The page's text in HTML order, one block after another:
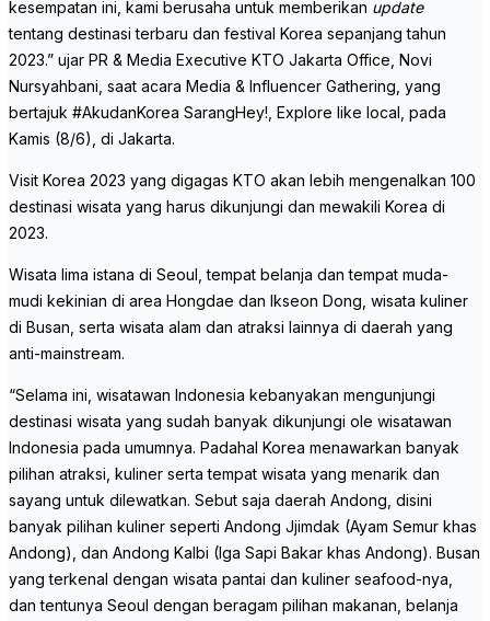
kesempatan ini, kami berusaha untuk memberikan update
tentang destinasi terbaru dan festival Korea sepanjang tahun
2023.” ujar PR & Media Executive KTO Jakarta Office, Novi
Nursyahbani, saat acara Media & Influencer Gathering, yang
bertajuk #AkudanKorea SarangHey!, Explore like local, pada
Kamis (8/6), di Jakarta.
Visit Korea 2023 yang digagas KTO akan lebih mengenalkan 100
destinasi wisata yang harus dikunjungi dan mewakili Korea di
2023.
Wisata lima istana di Seoul, tempat belanja dan tempat muda-
mudi kekinian di area Hongdae dan Ikseon Dong, wisata kuliner
di Busan, serta wisata alam dan atraksi lainnya di daerah yang
anti-mainstream.
“Selama ini, wisatawan Indonesia kebanyakan mengunjungi
destinasi wisata yang sudah banyak dikunjungi ole wisatawan
Indonesia pada umumnya. Padahal Korea menawarkan banyak
pilihan atraksi, kuliner serta tempat wisata yang menarik dan
sayang untuk dilewatkan. Sebut saja daerah Andong, disini
banyak pilihan kuliner seperti Andong Jjimdak (Ayam Semur khas
Andong), dan Andong Kalbi (Iga Sapi Bakar khas Andong). Busan
yang terkenal dengan wisata pantai dan kuliner seafood-nya,
dan tentunya Seoul dengan beragam pilihan makanan, belanja